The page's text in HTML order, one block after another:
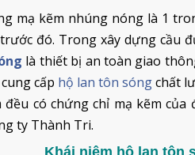
mạ kẽm nhúng nóng là 1
đó. Trong xây dựng cầu
là thiết bị an toàn giao
cấp hộ lan tôn sóngchất
đều có chứng chỉ mạ kẽm
ty Thành Tri.
Khái niệm hộ lan tôn